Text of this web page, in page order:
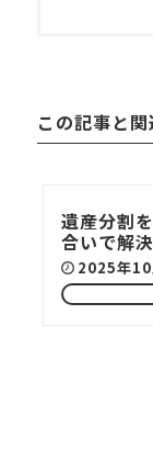
この記事と
遺産分割
合いで解
2025年10